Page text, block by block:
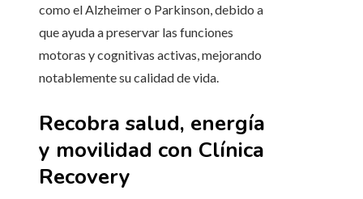
como el Alzheimer o Parkinson, debido a
que ayuda a preservar las funciones
motoras y cognitivas activas, mejorando
notablemente su calidad de vida.
Recobra salud, energía
y movilidad con Clínica
Recovery